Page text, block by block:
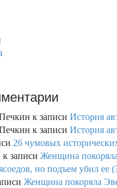
к записи История
к записи История
26 чумовых
к записи Женщина
но подъем убил ее
Женщина покоряла